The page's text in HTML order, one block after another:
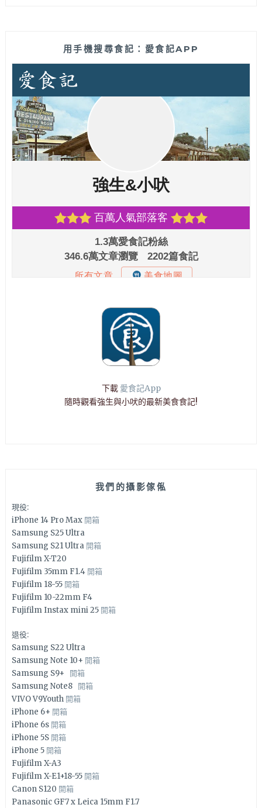
用手機搜尋食記：愛食記APP
下載 愛食記App
隨時觀看強生與小吠的最新美食食記!
我們的攝影傢俬
現役:
iPhone 14 Pro Max 開箱
Samsung S25 Ultra
Samsung S21 Ultra 開箱
Fujifilm X-T20
Fujifilm 35mm F1.4 開箱
Fujifilm 18-55 開箱
Fujifilm 10-22mm F4
Fujifilm Instax mini 25 開箱
退役:
Samsung S22 Ultra
Samsung Note 10+ 開箱
Samsung S9+ 開箱
Samsung Note8 開箱
VIVO V9Youth 開箱
iPhone 6+ 開箱
iPhone 6s 開箱
iPhone 5S 開箱
iPhone 5 開箱
Fujifilm X-A3
Fujifilm X-E1+18-55 開箱
Canon S120 開箱
Panasonic GF7 x Leica 15mm F1.7